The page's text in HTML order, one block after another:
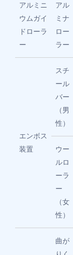
アルミニ
ウムガイ
ドローラ
ー
アル
ミナ
ロー
ラー
エンボス
装置
スチ
ール
バー
（男
性）
ウー
ルロ
ーラ
ー
（女
性）
曲が